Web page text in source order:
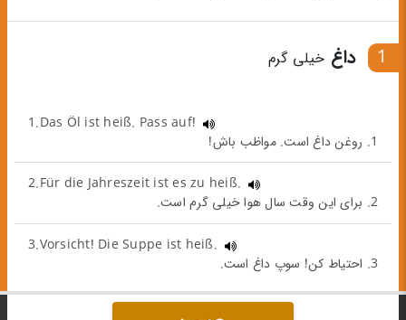
1 داغ خیلی گرم
1.Das Öl ist heiß. Pass auf!
1. روغن داغ است. مواظب باش!
2.Für die Jahreszeit ist es zu heiß.
2. برای این وقت سال هوا خیلی گرم است.
3.Vorsicht! Die Suppe ist heiß.
3. احتیاط کن! سوپ داغ است.